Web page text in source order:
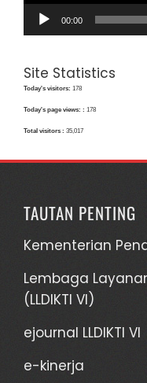
00:00
Site Statistics
Today's visitors: 178
Today's page views: : 178
Total visitors : 35,017
TAUTAN PENTING
Kementerian
Lembaga
(LLDIKTI VI)
ejournal LLDIKTI VI
e-kinerja